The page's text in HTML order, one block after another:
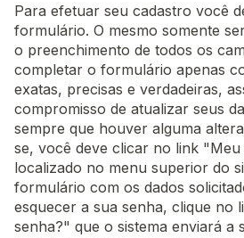
Para efetuar seu cadastro você
formulário. O mesmo somente
o preenchimento de todos os
completar o formulário apenas
exatas, precisas e verdadeiras,
compromisso de atualizar seus
sempre que houver alguma
se, você deve clicar no link
localizado no menu superior do
formulário com os dados
esquecer a sua senha, clique no
senha?" que o sistema enviará a